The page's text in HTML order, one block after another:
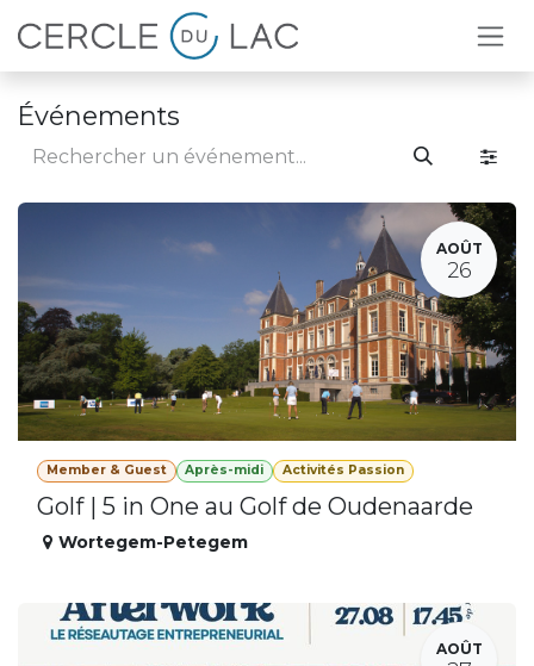
Se rendre au contenu
Événements
AOÛT
26
Member & Guest Après-midi Activités Passion
Golf | 5 in One au Golf de Oudenaarde
Wortegem-Petegem
AOÛT